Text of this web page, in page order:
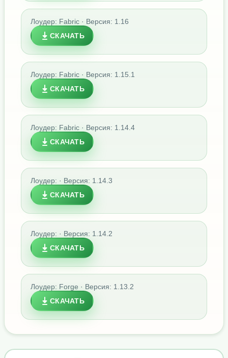
Лоудер: Fabric · Версия: 1.16
СКАЧАТЬ
Лоудер: Fabric · Версия: 1.15.1
СКАЧАТЬ
Лоудер: Fabric · Версия: 1.14.4
СКАЧАТЬ
Лоудер: · Версия: 1.14.3
СКАЧАТЬ
Лоудер: · Версия: 1.14.2
СКАЧАТЬ
Лоудер: Forge · Версия: 1.13.2
СКАЧАТЬ